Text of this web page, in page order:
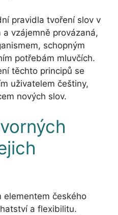
pravidla tvoření slov v
vzájemně provázaná,
schopným
potřebám mluvčích.
těchto principů se
uživatelem češtiny,
nových slov.
elementem českého
a flexibilitu.